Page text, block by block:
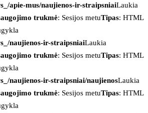
apie-mus/naujienos-ir-straipsniaiLaukia
trukmė: Sesijos metuTipas: HTML
naujienos-ir-straipsniaiLaukia
trukmė: Sesijos metuTipas: HTML
naujienos-ir-straipsniai/naujienosLaukia
trukmė: Sesijos metuTipas: HTML